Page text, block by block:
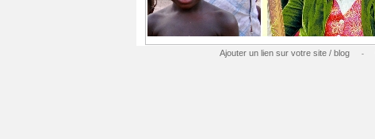
Ajouter un lien sur votre site / blog -